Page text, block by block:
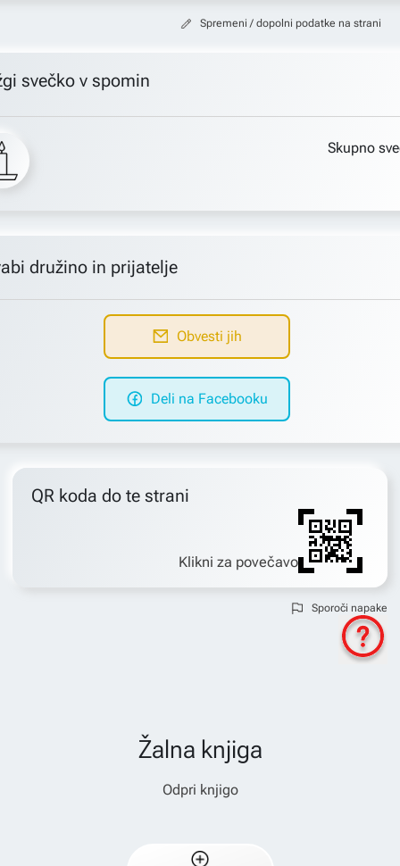
Spremeni / dopolni podatke na strani
svečko v spomin
Skupno
družino in prijatelje
Obvesti jih
Deli na Facebooku
QR koda do te strani
Klikni za povečavo
Sporoči napake
Žalna knjiga
Odpri knjigo